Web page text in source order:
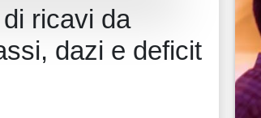
ricavi da
dazi e deficit